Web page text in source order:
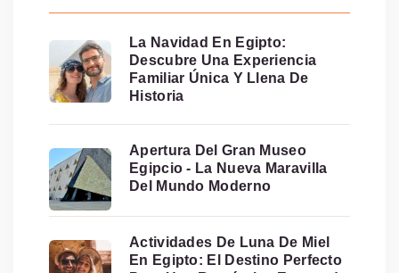
La Navidad En Egipto:
Descubre Una Experiencia
Familiar Única Y Llena De
Historia
Apertura Del Gran Museo
Egipcio - La Nueva Maravilla
Del Mundo Moderno
Actividades De Luna De Miel
En Egipto: El Destino Perfecto